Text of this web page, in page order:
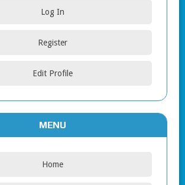
Log In
Register
Edit Profile
MENU
Home